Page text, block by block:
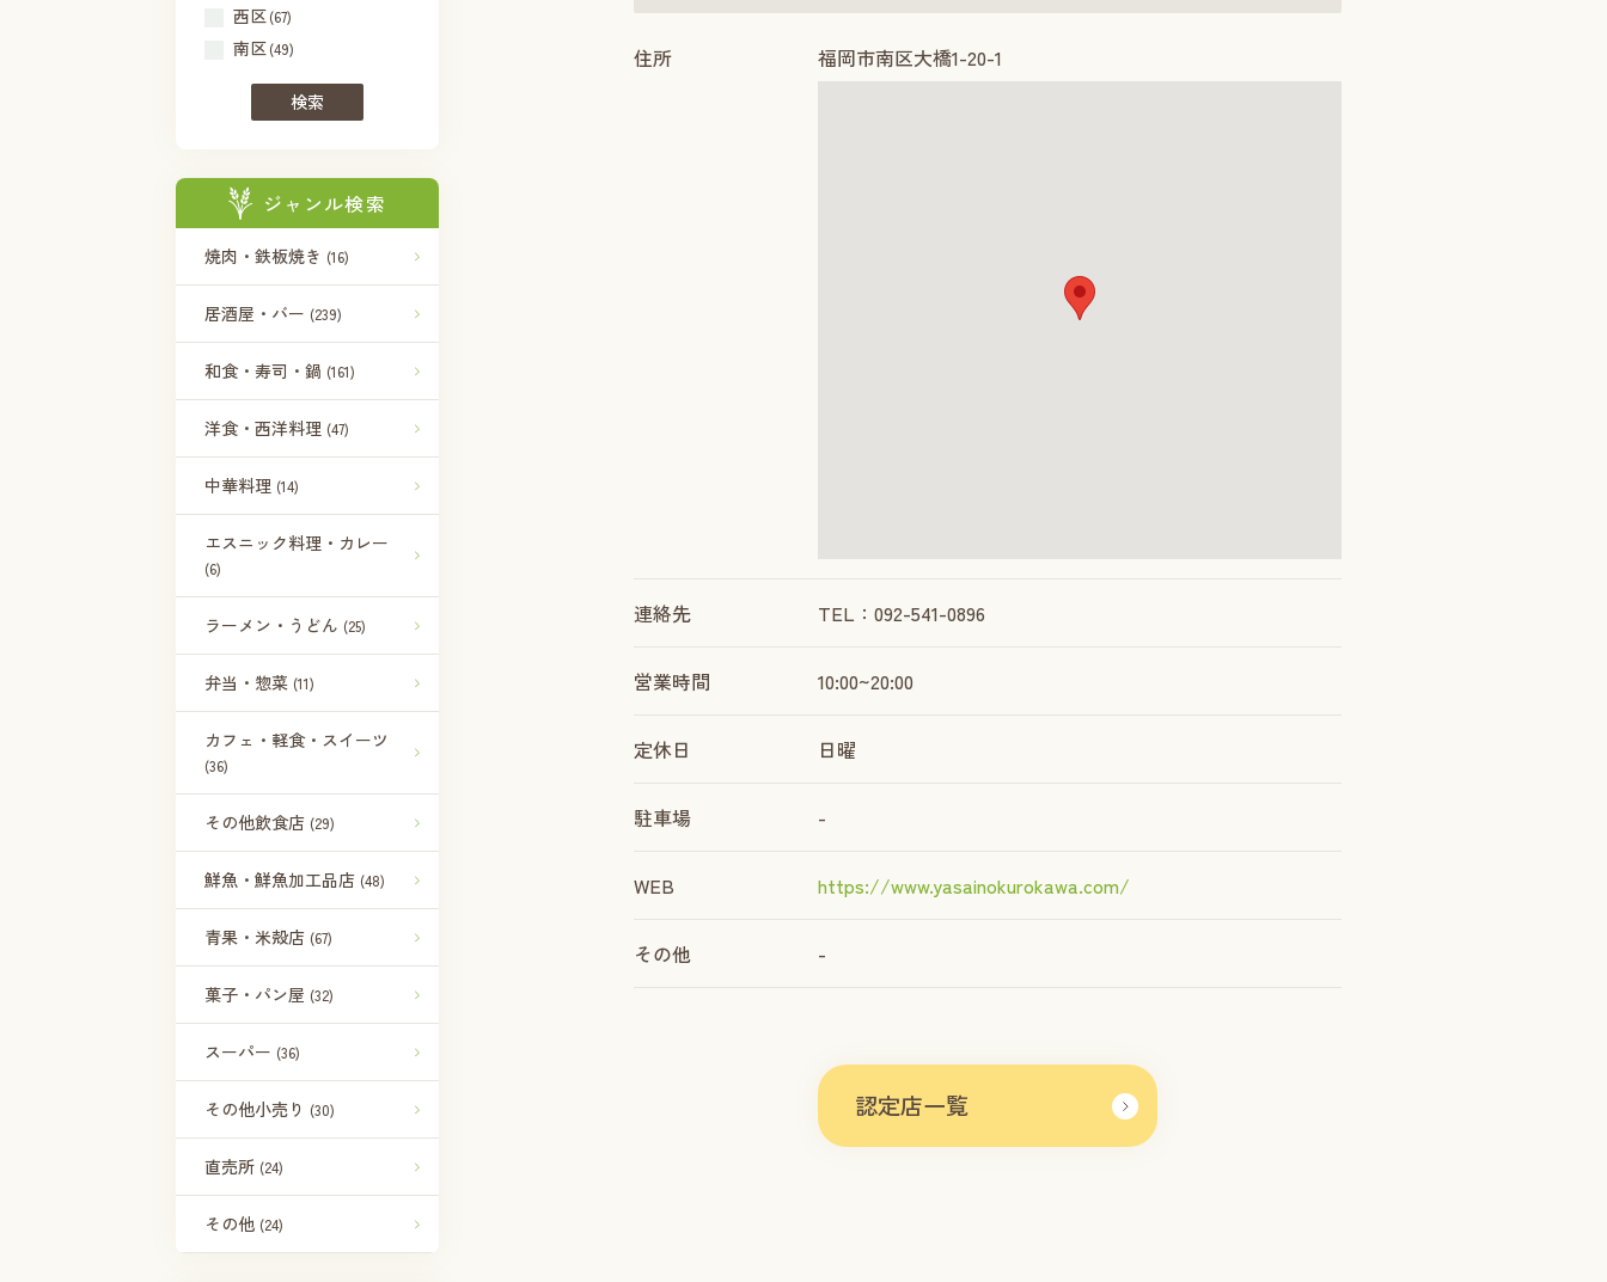
西区(67)
南区(49)
検索
ジャンル検索
焼肉・鉄板焼き (16)
居酒屋・バー (239)
和食・寿司・鍋 (161)
洋食・西洋料理 (47)
中華料理 (14)
エスニック料理・カレー
(6)
ラーメン・うどん (25)
弁当・惣菜 (11)
カフェ・軽食・スイーツ
(36)
その他飲食店 (29)
鮮魚・鮮魚加工品店 (48)
青果・米殻店 (67)
菓子・パン屋 (32)
スーパー (36)
その他小売り (30)
直売所 (24)
その他 (24)
住所 福岡市南区大橋1-20-1
連絡先 TEL：092-541-0896
営業時間 10:00~20:00
定休日 日曜
駐車場 -
WEB https://www.yasainokurokawa.com/
その他 -
認定店一覧